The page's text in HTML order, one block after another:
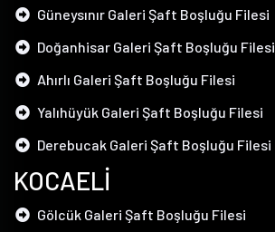
Güneysınır Galeri Şaft Boşluğu Filesi
Doğanhisar Galeri Şaft Boşluğu Filesi
Ahırlı Galeri Şaft Boşluğu Filesi
Yalıhüyük Galeri Şaft Boşluğu Filesi
Derebucak Galeri Şaft Boşluğu Filesi
KOCAELİ
Gölcük Galeri Şaft Boşluğu Filesi